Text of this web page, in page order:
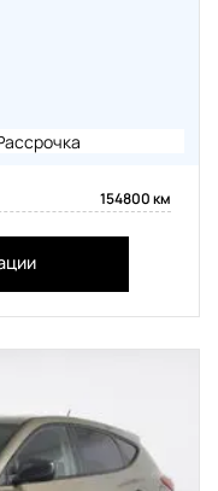
154800 км